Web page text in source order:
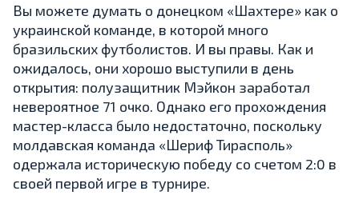
Вы можете думать о донецком «Шахтере» как о
украинской команде, в которой много
бразильских футболистов. И вы правы. Как и
ожидалось, они хорошо выступили в день
открытия: полузащитник Мэйкон заработал
невероятное 71 очко. Однако его прохождения
мастер-класса было недостаточно, поскольку
молдавская команда «Шериф Тирасполь»
одержала историческую победу со счетом 2:0 в
своей первой игре в турнире.